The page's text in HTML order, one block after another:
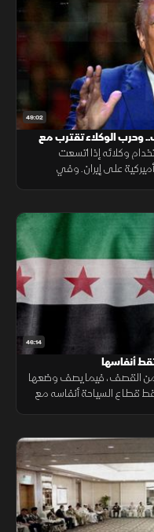
49:02
وحرب الوكلاء تقترب مع
وكلائه إذا اتسعت
على إيران. وفي
46:14
أنفاسها
من القصف، فيما يصف وضعها
قطاع السياحة أنفاسه مع